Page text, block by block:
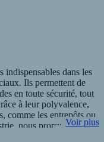
indispensables dans les
Ils permettent de
en toute sécurité, tout
à leur polyvalence,
comme les entrepôts ou
nous proposons une
courte-duree
Voir plus